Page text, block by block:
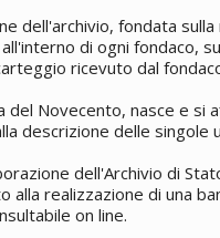
dell'archivio, fondata
di ogni fondaco,
ricevuto dal
del Novecento, nasce e si
descrizione delle singole
dell'Archivio di
realizzazione di una
on line.